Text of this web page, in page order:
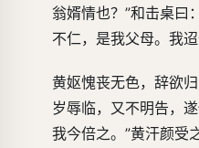
翁婿情也？”和击桌曰
不仁，是我父母。我
黄妪愧丧无色，辞欲
岁辱临，又不明告，
我今倍之。”黄汗颜受